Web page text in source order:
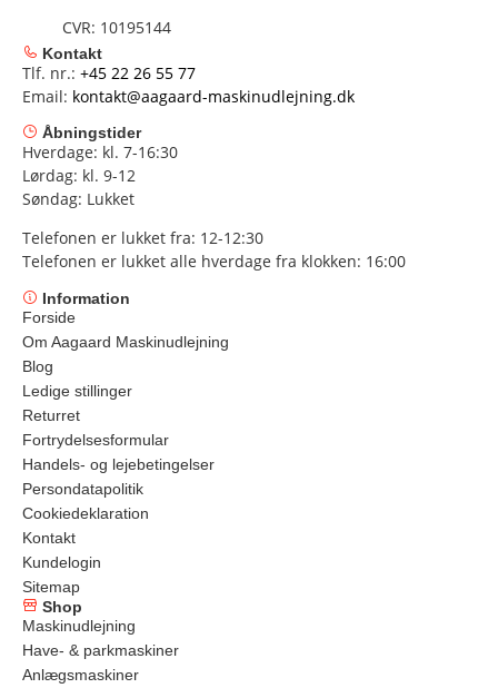
CVR: 10195144
Kontakt
Tlf. nr.: +45 22 26 55 77
Email: kontakt@aagaard-maskinudlejning.dk
Åbningstider
Hverdage: kl. 7-16:30
Lørdag: kl. 9-12
Søndag: Lukket
Telefonen er lukket fra: 12-12:30
Telefonen er lukket alle hverdage fra klokken: 16:00
Information
Forside
Om Aagaard Maskinudlejning
Blog
Ledige stillinger
Returret
Fortrydelsesformular
Handels- og lejebetingelser
Persondatapolitik
Cookiedeklaration
Kontakt
Kundelogin
Sitemap
Shop
Maskinudlejning
Have- & parkmaskiner
Anlægsmaskiner